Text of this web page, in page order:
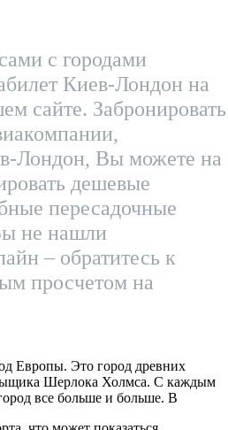
с городами
Киев-Лондон на
сайте. Забронировать
Лондон, Вы можете на
дешевые
пересадочные
не нашли
– обратитесь к
просчетом на
Европы. Это город древних
Шерлока Холмса. С каждым
все больше и больше. В